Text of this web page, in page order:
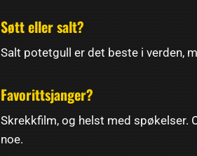
Søtt eller salt?
Salt potetgull er det beste i verden,
Favorittsjanger?
Skrekkfilm, og helst med spøkelser.
noe.